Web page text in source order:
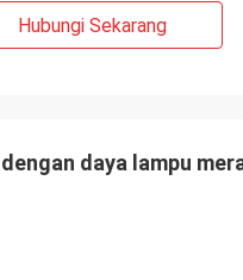
Hubungi Sekarang
daya lampu